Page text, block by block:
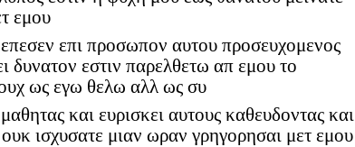
εμου
επι προσωπον αυτου προσευχομενος
δυνατον εστιν παρελθετω απ εμου το
ως εγω θελω αλλ ως συ
και ευρισκει αυτους καθευδοντας και
ισχυσατε μιαν ωραν γρηγορησαι μετ εμου